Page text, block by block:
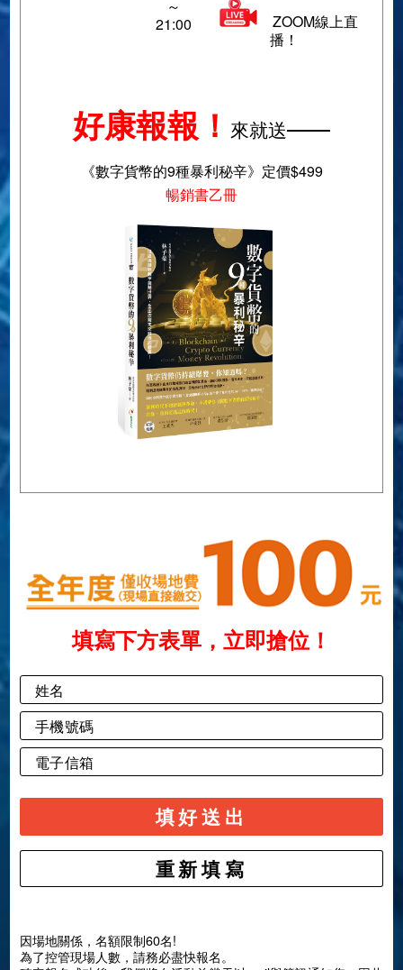
～
21:00
ZOOM線上直
播！
好康報報！ 來就送
《數字貨幣的9種暴利秘辛》定價$499
暢銷書乙冊
填寫下方表單，立即搶位！
填好送出
因場地關係，名額限制60名!
為了控管現場人數，請務必盡快報名。